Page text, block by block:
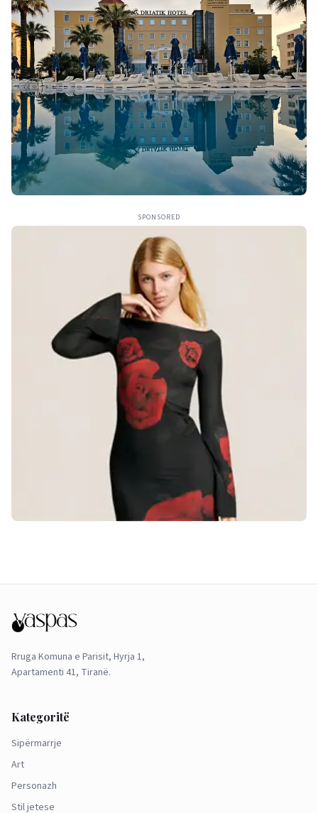
SPONSORED
Rruga Komuna e Parisit, Hyrja 1,
Apartamenti 41, Tiranë.
Kategoritë
Sipërmarrje
Art
Personazh
Stil jetese